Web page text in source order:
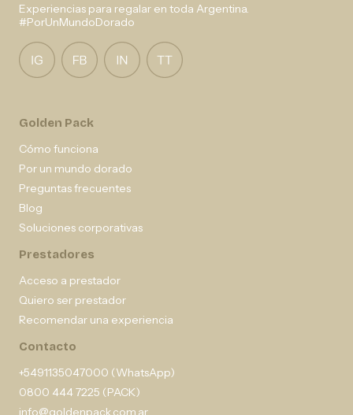
Experiencias para regalar en toda Argentina.
#PorUnMundoDorado
Golden Pack
Cómo funciona
Por un mundo dorado
Preguntas frecuentes
Blog
Soluciones corporativas
Prestadores
Acceso a prestador
Quiero ser prestador
Recomendar una experiencia
Contacto
+5491135047000 (WhatsApp)
0800 444 7225 (PACK)
info@goldenpack.com.ar